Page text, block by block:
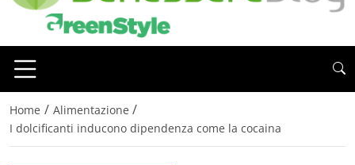
Home / Alimentazione /
I dolcificanti inducono dipendenza come la cocaina